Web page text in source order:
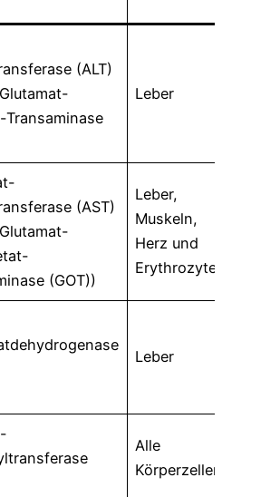
(ALT)
Transaminase
Leber
(AST)
(GOT))
Leber,
Muskeln,
Herz und
Erythrozyten
Leber
Alle
Körperzellen